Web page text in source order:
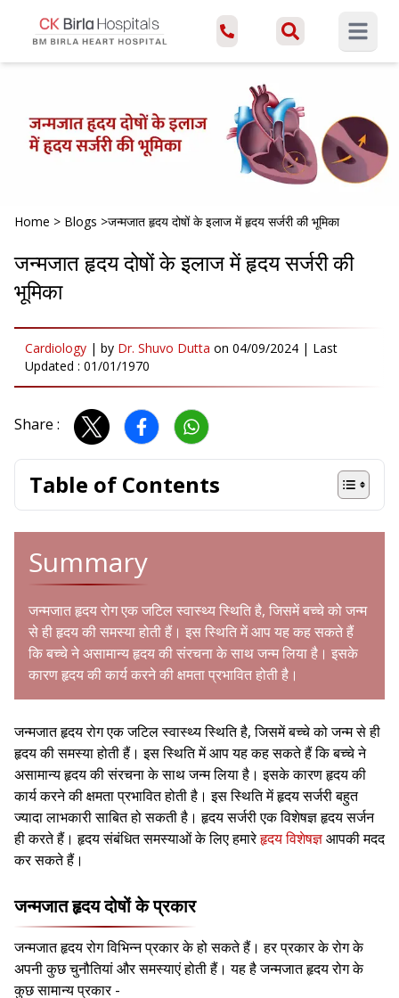
Open
Home > Blogs >जन्मजात हृदय दोषों के इलाज में हृदय सर्जरी की भूमिका
जन्मजात हृदय दोषों के इलाज में हृदय सर्जरी की
भूमिका
Cardiology | by Dr. Shuvo Dutta on 04/09/2024 | Last
Updated : 01/01/1970
Share :
Table of Contents
Summary
जन्मजात हृदय रोग एक जटिल स्वास्थ्य स्थिति है, जिसमें बच्चे को जन्म
से ही हृदय की समस्या होती हैं। इस स्थिति में आप यह कह सकते हैं
कि बच्चे ने असामान्य हृदय की संरचना के साथ जन्म लिया है। इसके
कारण हृदय की कार्य करने की क्षमता प्रभावित होती है।
जन्मजात हृदय रोग एक जटिल स्वास्थ्य स्थिति है, जिसमें बच्चे को जन्म से ही
हृदय की समस्या होती हैं। इस स्थिति में आप यह कह सकते हैं कि बच्चे ने
असामान्य हृदय की संरचना के साथ जन्म लिया है। इसके कारण हृदय की
कार्य करने की क्षमता प्रभावित होती है। इस स्थिति में हृदय सर्जरी बहुत
ज्यादा लाभकारी साबित हो सकती है। हृदय सर्जरी एक विशेषज्ञ हृदय सर्जन
ही करते हैं। हृदय संबंधित समस्याओं के लिए हमारेहृदय विशेषज्ञआपकी मदद
कर सकते हैं।
जन्मजात हृदय दोषों के प्रकार
जन्मजात हृदय रोग विभिन्न प्रकार के हो सकते हैं। हर प्रकार के रोग के
अपनी कुछ चुनौतियां और समस्याएं होती हैं। यह है जन्मजात हृदय रोग के
कुछ सामान्य प्रकार -